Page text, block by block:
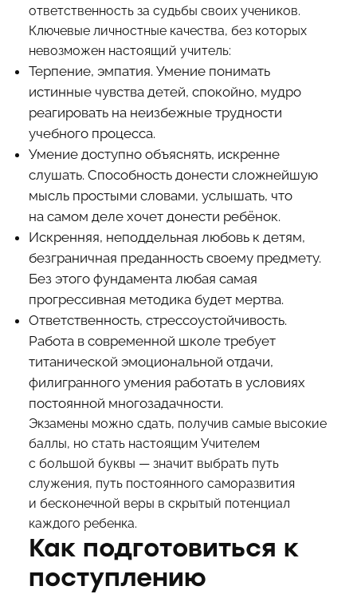
ответственность за судьбы своих учеников.
Ключевые личностные качества, без которых
невозможен настоящий учитель:
Терпение, эмпатия. Умение понимать
истинные чувства детей, спокойно, мудро
реагировать на неизбежные трудности
учебного процесса.
Умение доступно объяснять, искренне
слушать. Способность донести сложнейшую
мысль простыми словами, услышать, что
на самом деле хочет донести ребёнок.
Искренняя, неподдельная любовь к детям,
безграничная преданность своему предмету.
Без этого фундамента любая самая
прогрессивная методика будет мертва.
Ответственность, стрессоустойчивость.
Работа в современной школе требует
титанической эмоциональной отдачи,
филигранного умения работать в условиях
постоянной многозадачности.
Экзамены можно сдать, получив самые высокие
баллы, но стать настоящим Учителем
с большой буквы — значит выбрать путь
служения, путь постоянного саморазвития
и бесконечной веры в скрытый потенциал
каждого ребенка.
Как подготовиться к
поступлению